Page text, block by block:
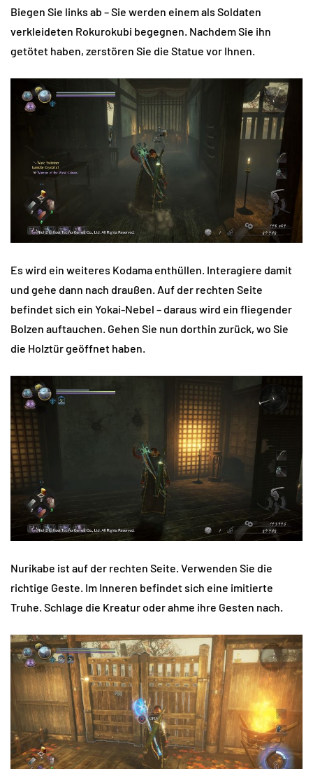
Biegen Sie links ab – Sie werden einem als Soldaten
verkleideten Rokurokubi begegnen. Nachdem Sie ihn
getötet haben, zerstören Sie die Statue vor Ihnen.
Es wird ein weiteres Kodama enthüllen. Interagiere damit
und gehe dann nach draußen. Auf der rechten Seite
befindet sich ein Yokai-Nebel – daraus wird ein fliegender
Bolzen auftauchen. Gehen Sie nun dorthin zurück, wo Sie
die Holztür geöffnet haben.
Nurikabe ist auf der rechten Seite. Verwenden Sie die
richtige Geste. Im Inneren befindet sich eine imitierte
Truhe. Schlage die Kreatur oder ahme ihre Gesten nach.